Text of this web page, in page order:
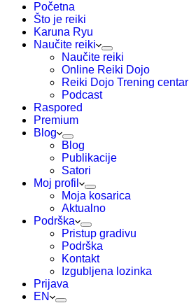
Početna
Što je reiki
Karuna Ryu
Naučite reiki
Naučite reiki
Online Reiki Dojo
Reiki Dojo Trening centar
Podcast
Raspored
Premium
Blog
Blog
Publikacije
Satori
Moj profil
Moja kosarica
Aktualno
Podrška
Pristup gradivu
Podrška
Kontakt
Izgubljena lozinka
Prijava
EN